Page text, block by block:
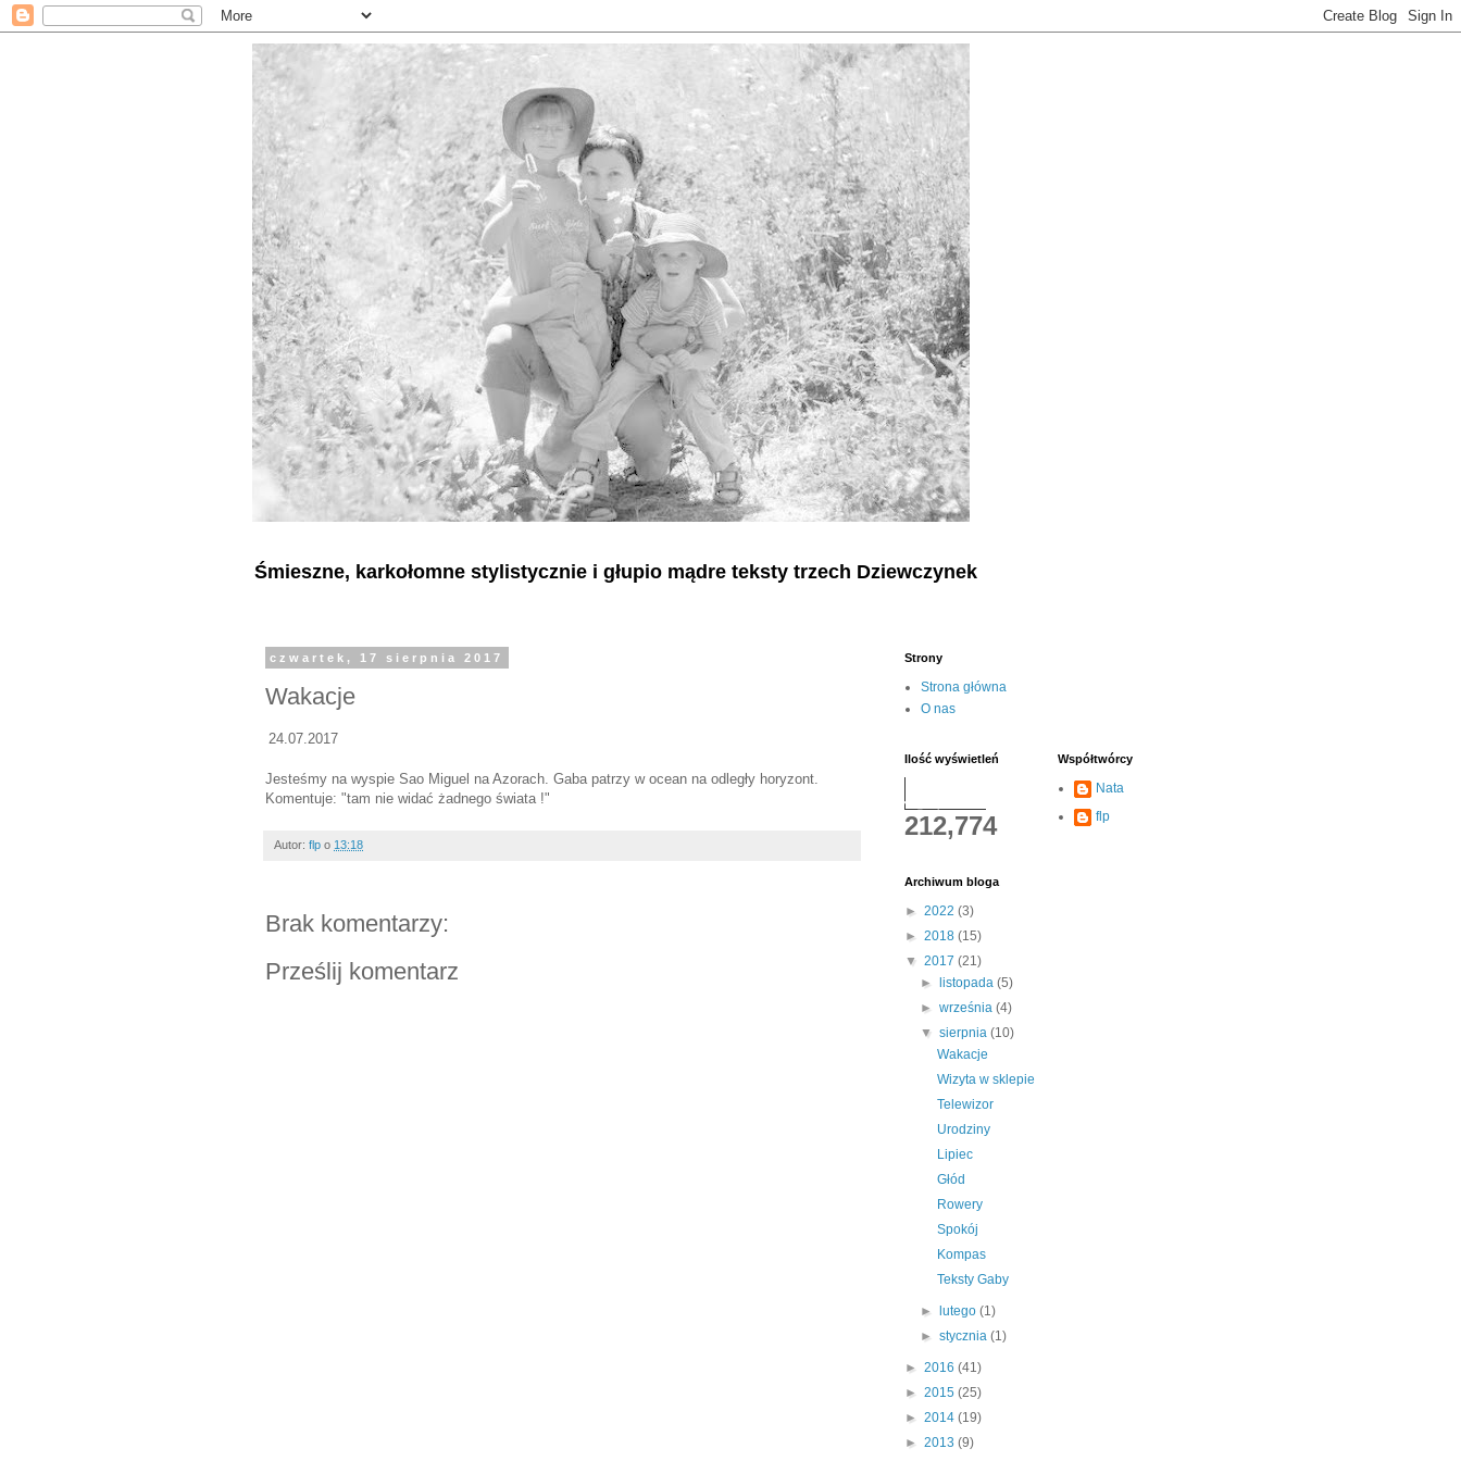
Śmieszne, karkołomne stylistycznie i głupio mądre teksty trzech Dziewczynek
czwartek, 17 sierpnia 2017
Wakacje
24.07.2017
Jesteśmy na wyspie Sao Miguel na Azorach. Gaba patrzy w ocean na odległy horyzont.
Komentuje: "tam nie widać żadnego świata !"
Autor: flp o 13:18
Brak komentarzy:
Prześlij komentarz
Strony
Strona główna
O nas
Ilość wyświetleń
212,774
Współtwórcy
Nata
flp
Archiwum bloga
► 2022 (3)
► 2018 (15)
▼ 2017 (21)
►
listopada(5)
►września(4)
▼sierpnia(10)
Wakacje
Wizyta w sklepie
Telewizor
Urodziny
Lipiec
Głód
Rowery
Spokój
Kompas
Teksty Gaby
► lutego(1)
►stycznia(1)
► 2016 (41)
► 2015 (25)
► 2014 (19)
► 2013 (9)